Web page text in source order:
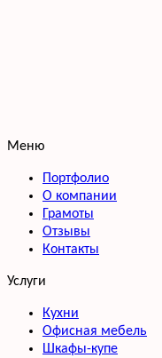
Меню
Портфолио
О компании
Грамоты
Отзывы
Контакты
Услуги
Кухни
Офисная мебель
Шкафы-купе